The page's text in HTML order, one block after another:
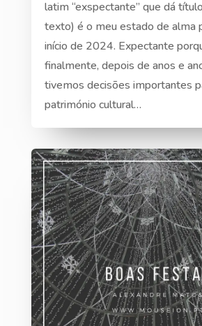
latim “exspectante” que dá
texto) é o meu estado de alma
início de 2024. Expectante
finalmente, depois de anos e
tivemos decisões importantes
património cultural…